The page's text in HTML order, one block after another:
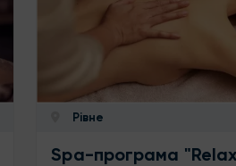
Рівне
Spa-програма